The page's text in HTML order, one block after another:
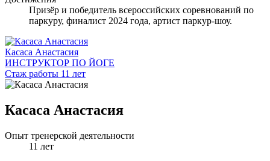
Призёр и победитель всероссийских соревнований по
паркуру, финалист 2024 года, артист паркур-шоу.
Касаса Анастасия
ИНСТРУКТОР ПО ЙОГЕ
Стаж работы 11 лет
Касаса Анастасия
Опыт тренерской деятельности
11 лет